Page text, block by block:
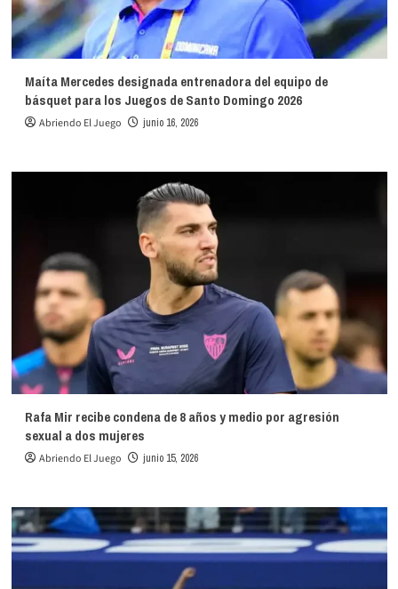
Maíta Mercedes designada entrenadora del equipo de
básquet para los Juegos de Santo Domingo 2026
Abriendo El Juego junio 16, 2026
Rafa Mir recibe condena de 8 años y medio por agresión
sexual a dos mujeres
Abriendo El Juego junio 15, 2026